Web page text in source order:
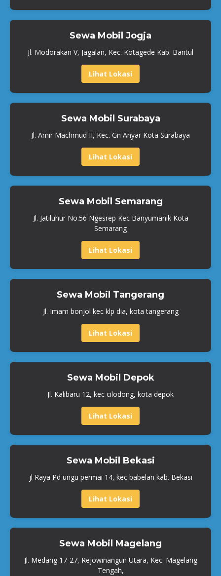
Sewa Mobil Jogja
Jl. Modorakan V, Jagalan, Kec. Kotagede Kab. Bantul
Lihat Lokasi
Sewa Mobil Surabaya
Jl. Amir Machmud II, Kec. Gn Anyar Kota Surabaya
Lihat Lokasi
Sewa Mobil Semarang
Jl. Jatiluhur No.56 Ngesrep Kec Banyumanik Kota
Semarang
Lihat Lokasi
Sewa Mobil Tangerang
Jl. Imam bonjol kec klp dia, kota tangerang
Lihat Lokasi
Sewa Mobil Depok
Jl. Kalibaru 12, kec cilodong, kota depok
Lihat Lokasi
Sewa Mobil Bekasi
jl Raya Pd ungu permai 14, kec babelan kab. Bekasi
Lihat Lokasi
Sewa Mobil Magelang
Jl. Medang 17-27, Rejowinangun Utara, Kec. Magelang
Tengah,